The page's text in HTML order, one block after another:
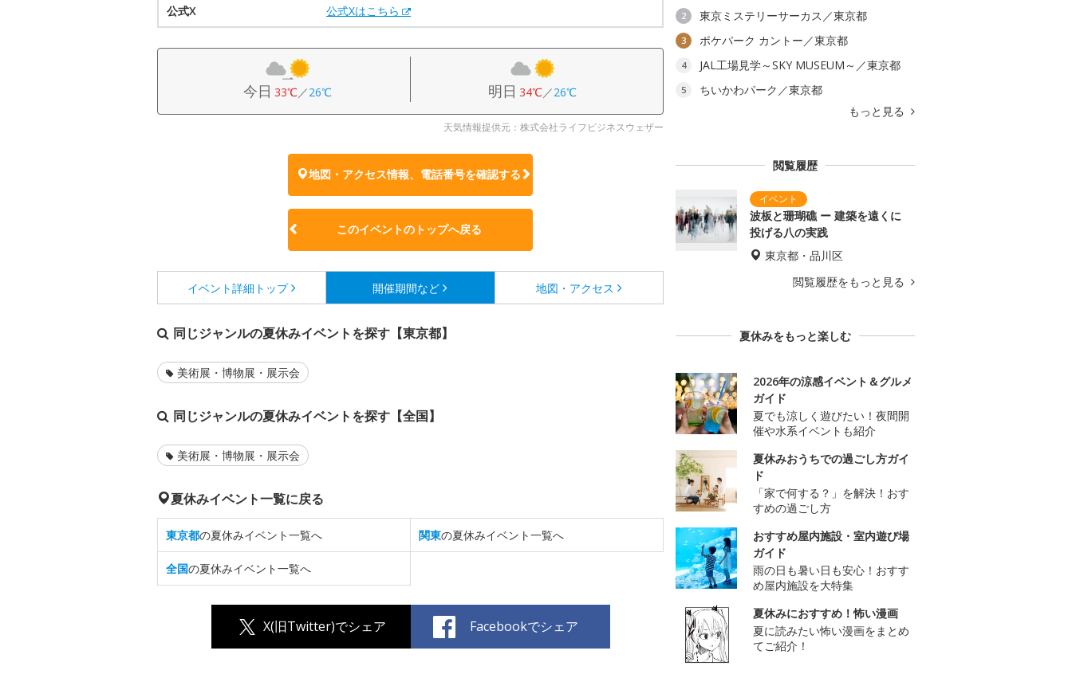
公式X 公式Xはこちら
今日 33℃／26℃ 明日 34℃／26℃
天気情報提供元：株式会社ライフビジネスウェザー
地図・アクセス情報、電話番号を確認する
このイベントのトップへ戻る
イベント詳細 トップ 開催期間など 地図・アクセス
同じジャンルの夏休みイベントを探す【東京都】
美術展・博物展・展示会
同じジャンルの夏休みイベントを探す【全国】
美術展・博物展・展示会
夏休みイベント一覧に戻る
東京都の夏休みイベント一覧へ 関東の夏休みイベント一覧へ
全国の夏休みイベント一覧へ
X(旧Twitter)でシェア Facebookでシェア
2 東京ミステリーサーカス／東京都
3 ポケパーク カントー／東京都
4 JAL工場見学～SKY MUSEUM～／東京都
5
ちいかわパーク／東京都
もっと見る
閲覧履歴
波板と珊瑚礁 ー 建築を遠くに
投げる八の実践
東京都・品川区
閲覧履歴をもっと見る
夏休みをもっと楽しむ
2026年の涼感イベント＆グルメ
ガイド
夏でも涼しく遊びたい！夜間開
催や水系イベントも紹介
夏休みおうちでの過ごし方ガイ
ド
「家で何する？」を解決！おす
すめの過ごし方
おすすめ屋内施設・室内遊び場
ガイド
雨の日も暑い日も安心！おすす
め屋内施設を大特集
夏休みにおすすめ！怖い漫画
夏に読みたい怖い漫画をまとめ
てご紹介！